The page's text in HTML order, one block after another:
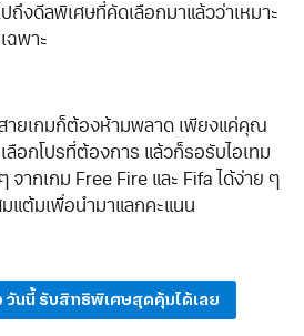
ถึงดีลพิเศษที่คัดเลือกมาแล้วว่าเหมาะ
ฉพาะ
ายเกมก็ต้องห้ามพลาด เพียงแค่คุณ
ลือกโปรที่ต้องการ แล้วก็รอรับไอเทม
จากเกม Free Fire และ Fifa ได้ง่าย ๆ
แต้มเพื่อนำมาแลกคะแนน
วันนี้ รับสิทธิพิเศษสุดคุ้มได้เลย